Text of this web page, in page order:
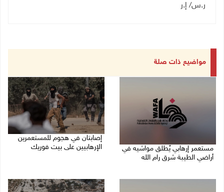
ر.س/ إ.ر
مواضيع ذات صلة
مستعمر إرهابي يُطلق مواشيه في
أراضي الطيبة شرق رام الله
إصابتان في هجوم للمستعمرين
الإرهابيين على بيت فوريك